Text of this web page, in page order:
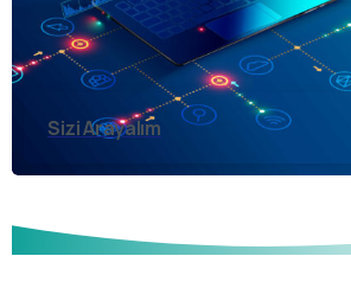
Sizi Arayalım